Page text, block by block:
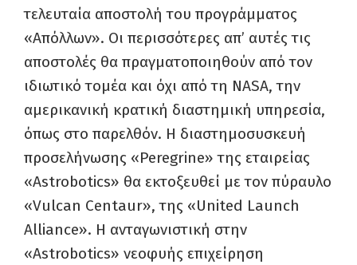
τελευταία αποστολή του προγράμματος
«Απόλλων». Οι περισσότερες απ’ αυτές τις
αποστολές θα πραγματοποιηθούν από τον
ιδιωτικό τομέα και όχι από τη NASA, την
αμερικανική κρατική διαστημική υπηρεσία,
όπως στο παρελθόν. Η διαστημοσυσκευή
προσελήνωσης «Peregrine» της εταιρείας
«Astrobotics» θα εκτοξευθεί με τον πύραυλο
«Vulcan Centaur», της «United Launch
Alliance». Η ανταγωνιστική στην
«Astrobotics» νεοφυής επιχείρηση